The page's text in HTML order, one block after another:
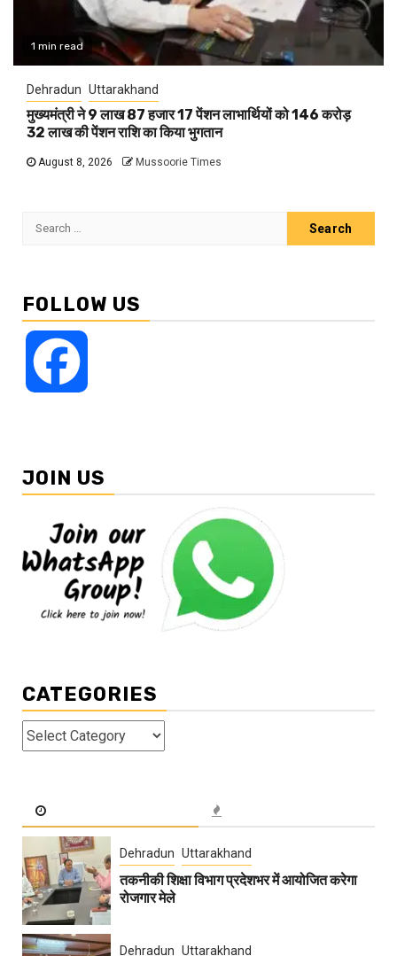
1 min read
Dehradun Uttarakhand
मुख्यमंत्री ने 9 लाख 87 हजार 17 पेंशन लाभार्थियों को 146 करोड़
32 लाख की पेंशन राशि का किया भुगतान
August 8, 2026 Mussoorie Times
Search
FOLLOW US
JOIN US
CATEGORIES
Categories
Dehradun Uttarakhand
तकनीकी शिक्षा विभाग प्रदेशभर में आयोजित करेगा
रोजगार मेले
Dehradun Uttarakhand